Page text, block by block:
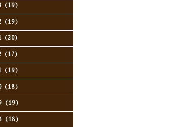
19）
19）
20）
17）
19）
18）
19）
18）